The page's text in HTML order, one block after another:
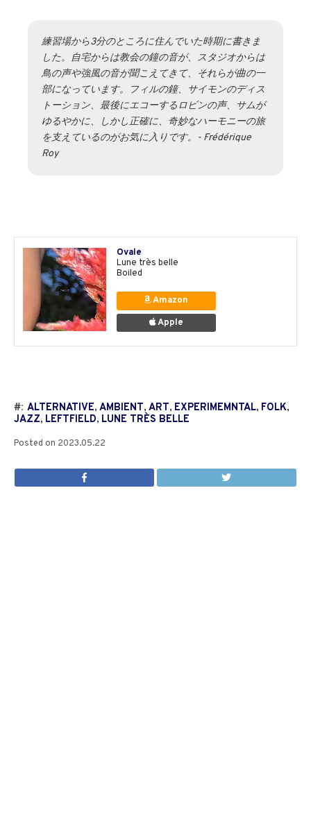
練習場から3分のところに住んでいた時期に書きま
した。自宅からは教会の鐘の音が、スタジオからは
鳥の声や強風の音が聞こえてきて、それらが曲の一
部になっています。フィルの鐘、サイモンのディス
トーション、最後にエコーするロビンの声、サムが
ゆるやかに、しかし正確に、奇妙なハーモニーの旅
を支えているのがお気に入りです。- Frédérique
Roy
Ovale
Lune très belle
Boiled
Amazon
Apple
#: ALTERNATIVE, AMBIENT, ART, EXPERIMEMNTAL, FOLK,
JAZZ, LEFTFIELD, LUNE TRÈS BELLE
Posted on 2023.05.22